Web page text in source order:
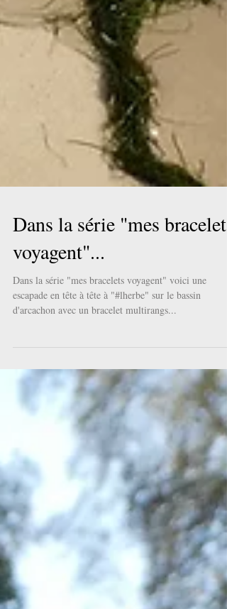
Dans la série "mes bracelets
voyagent"...
Dans la série "mes bracelets voyagent" voici une